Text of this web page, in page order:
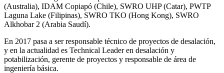
(Australia), IDAM Copiapó (Chile), SWRO UHP (Catar), PWTP
Laguna Lake (Filipinas), SWRO TKO (Hong Kong), SWRO
Alkhobar 2 (Arabia Saudí).
En 2017 pasa a ser responsable técnico de proyectos de desalación,
y en la actualidad es Technical Leader en desalación y
potabilización, gerente de proyectos y responsable de área de
ingeniería básica.